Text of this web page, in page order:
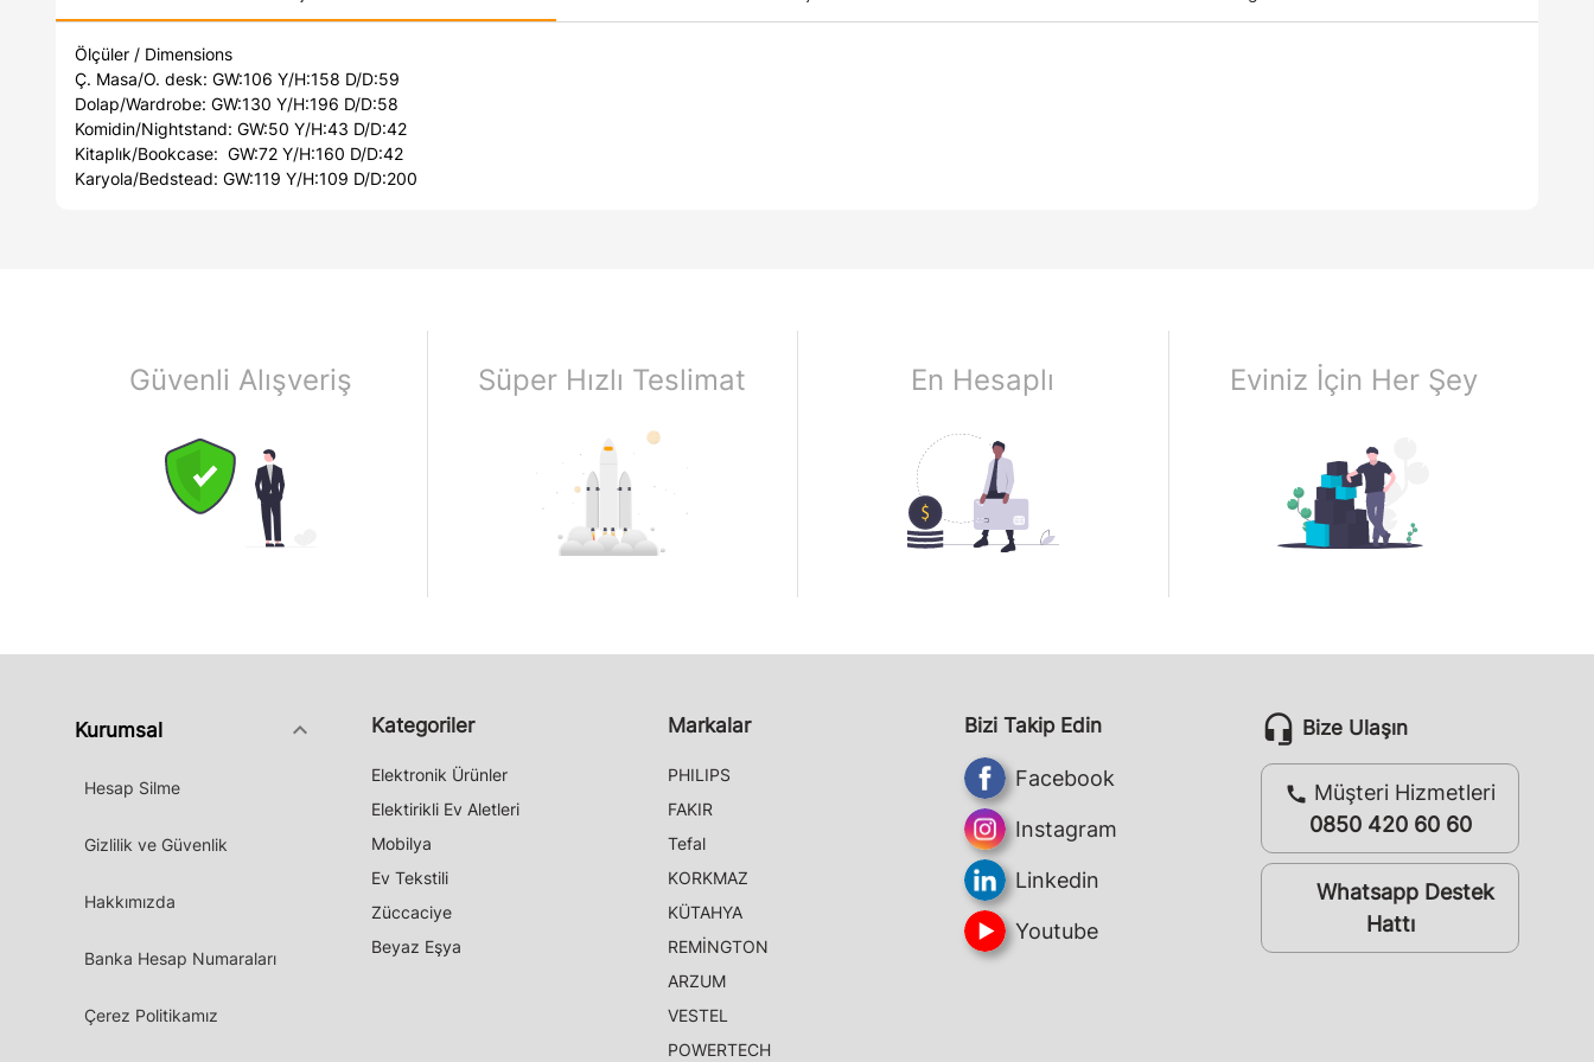
Ölçüler / Dimensions
Ç. Masa/O. desk: GW:106 Y/H:158 D/D:59
Dolap/Wardrobe: GW:130 Y/H:196 D/D:58
Komidin/Nightstand: GW:50 Y/H:43 D/D:42
Kitaplık/Bookcase: GW:72 Y/H:160 D/D:42
Karyola/Bedstead: GW:119 Y/H:109 D/D:200
Güvenli Alışveriş Süper Hızlı Teslimat En Hesaplı Eviniz İçin Her Şey
Kurumsal keyboard_arrow_down
Hesap Silme
Gizlilik ve Güvenlik
Hakkımızda
Banka Hesap Numaraları
Çerez Politikamız
Kategoriler
Elektronik Ürünler
Elektirikli Ev Aletleri
Mobilya
Ev Tekstili
Züccaciye
Beyaz Eşya
Markalar
PHILIPS
FAKIR
Tefal
KORKMAZ
KÜTAHYA
REMİNGTON
ARZUM
VESTEL
POWERTECH
Bizi Takip Edin
Facebook
Instagram
Linkedin
Youtube
headset_mic Bize Ulaşın
call Müşteri Hizmetleri
0850 420 60 60
whatsappWhatsapp Destek
Hattı